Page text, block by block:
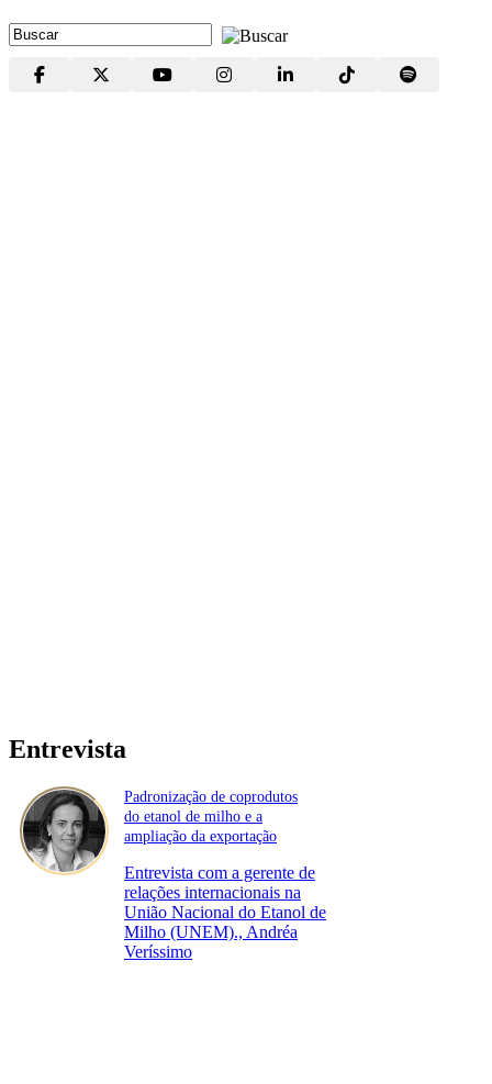
Entrevista
Padronização de coprodutos
do etanol de milho e a
ampliação da exportação
Entrevista com a gerente de
relações internacionais na
União Nacional do Etanol de
Milho (UNEM)., Andréa
Veríssimo